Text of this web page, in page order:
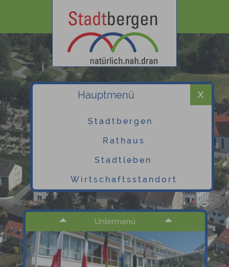
Hauptmenü
Stadtbergen
Rathaus
Stadtleben
Wirtschaftsstandort
Untermenü